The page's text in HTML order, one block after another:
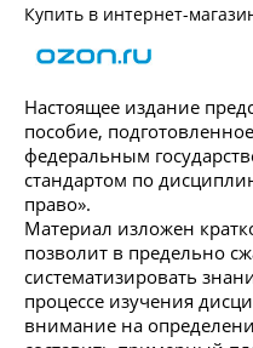
Купить в интернет-
Настоящее издание
пособие,
федеральным
стандартом по
право».
Материал изложен
позволит в предельно
систематизировать
процессе изучения
внимание на